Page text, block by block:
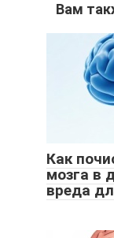
Вам
Как
мозга в
вреда